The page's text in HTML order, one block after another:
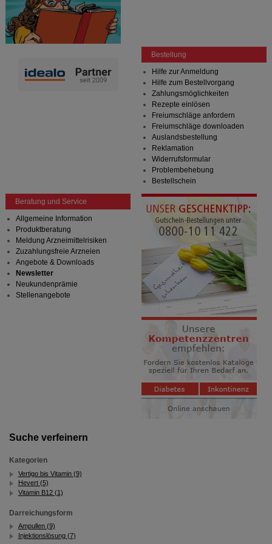
Statistik & Tracking:Hierüber lassen sich
Informationen über die Art und Weise der Nutzung
unserer Website sammeln, mit deren Hilfe wir unsere
Website weiter für Sie optimieren können, den Inhalt
auf unserer Website aber auch die Werbung auf
Drittseiten möglichst relevant für Sie zu gestalten.
Bitte beachten Sie, dass Daten hierfür teilweise an
Dritte wie z.B. Google oder soziale Medien
Suche verfeinern
Kategorien
Vertigo bis Vitamin (9)
Hevert (5)
Vitamin B12 (1)
Darreichungsform
Ampullen (9)
Injektionslösung (7)
Bestellung
Hilfe zur Anmeldung
Hilfe zum Bestellvorgang
Zahlungsmöglichkeiten
Rezepte einlösen
Freiumschläge anfordern
Freiumschläge downloaden
Auslandsbestellung
Reklamation
Widerrufsformular
Problembehebung
Bestellschein
Beratung und Service
Allgemeine Information
Produktberatung
Meldung Arzneimittelrisiken
Zuzahlungsfreie Arzneien
Angebote & Downloads
Newsletter
Neukundenprämie
Stellenangebote